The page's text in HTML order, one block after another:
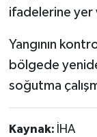
ifadelerine yer
Yangının
bölgede
soğutma
Kaynak: İHA